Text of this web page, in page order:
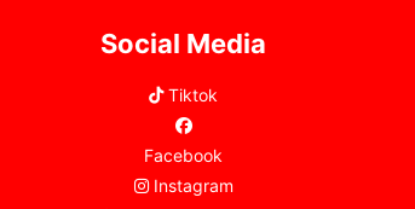
Social Media
Tiktok
Facebook
Instagram